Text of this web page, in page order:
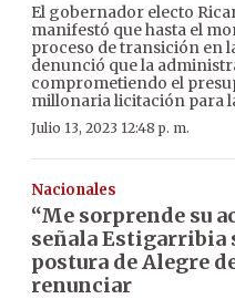
El gobernador electo
manifestó que hasta el
proceso de transición en
denunció que la
comprometiendo el
millonaria licitación para
Julio 13, 2023 12:48 p. m.
Nacionales
“Me sorprende su
señala Estigarribia
postura de Alegre
renunciar